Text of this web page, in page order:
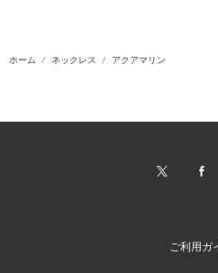
ホーム ネックレス アクアマリン
ご利用ガ